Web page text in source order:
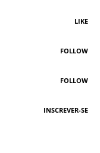
LIKE
FOLLOW
FOLLOW
INSCREVER-SE